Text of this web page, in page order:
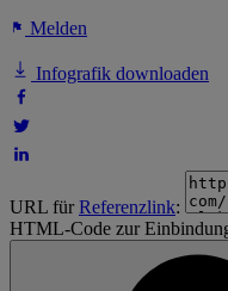
Melden
Infografik downloaden
URL fürReferenzlink:
HTML-Code zur